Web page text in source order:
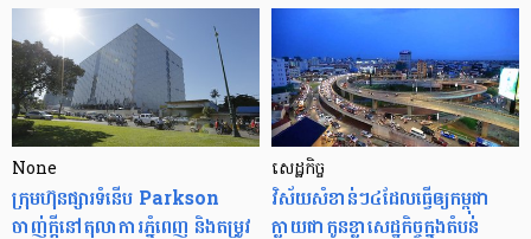
None
ក្រុមហ៊ុនផ្សារទំនើប Parkson
ចាញ់ក្ដីនៅតុលាការភ្នំពេញ និងតម្រូវ
សេដ្ឋកិច្ច​
វិស័យ​សំខាន់ៗ​៤​ដែល​ធ្វើ​ឲ្យ​កម្ពុជា​
ក្លាយ​ជា​កូន​ខ្លា​សេដ្ឋកិច្ច​ក្នុង​តំបន់